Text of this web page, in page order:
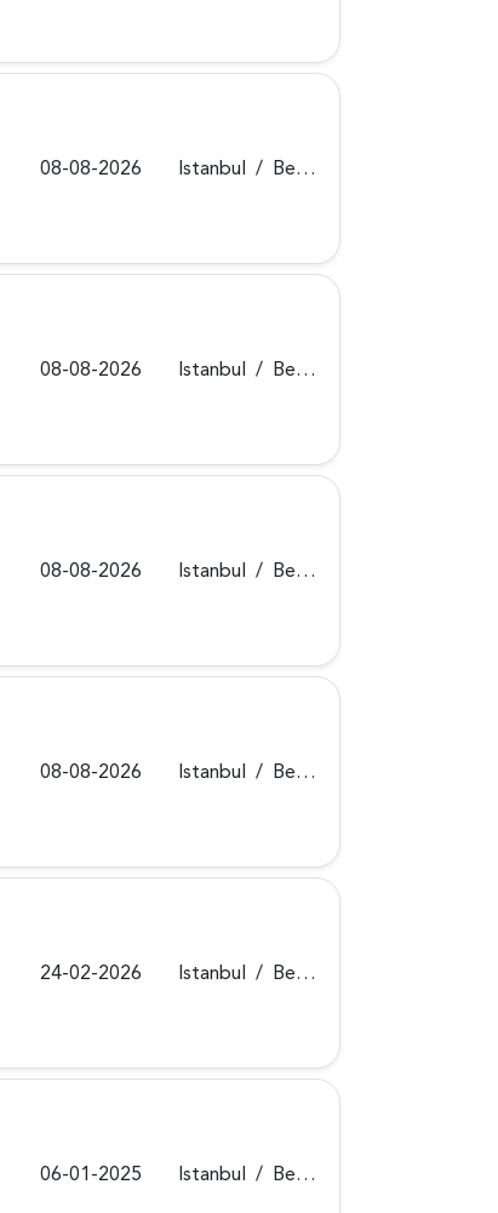
08-08-2026 Istanbul / Beykoz
08-08-2026 Istanbul / Beykoz
08-08-2026 Istanbul / Beykoz
08-08-2026 Istanbul / Beykoz
24-02-2026 Istanbul / Beykoz
06-01-2025 Istanbul / Beykoz